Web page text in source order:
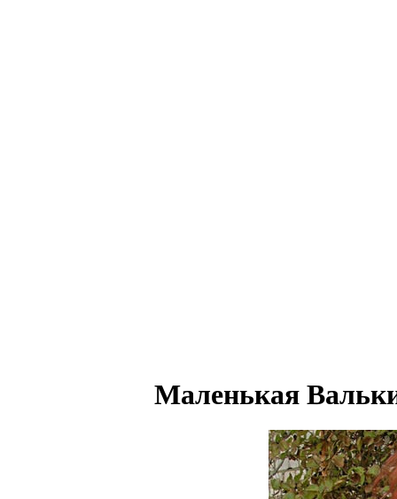
Маленькая